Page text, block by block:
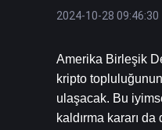
2024-10-28 09:46:30
Amerika Birleşik
kripto
ulaşacak. Bu
kaldırma kararı